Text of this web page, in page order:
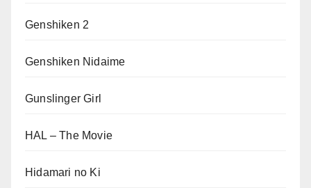
Genshiken 2
Genshiken Nidaime
Gunslinger Girl
HAL – The Movie
Hidamari no Ki